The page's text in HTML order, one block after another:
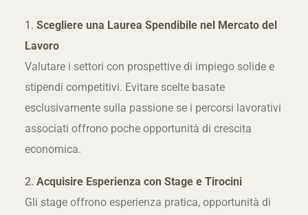
1. Scegliere una Laurea Spendibile nel Mercato del
Lavoro
Valutare i settori con prospettive di impiego solide e
stipendi competitivi. Evitare scelte basate
esclusivamente sulla passione se i percorsi lavorativi
associati offrono poche opportunità di crescita
economica.
2. Acquisire Esperienza con Stage e Tirocini
Gli stage offrono esperienza pratica, opportunità di